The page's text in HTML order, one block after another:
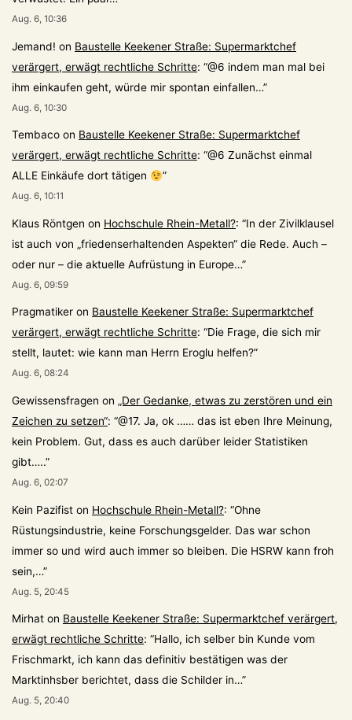
Aug. 6, 10:36
Jemand! on Baustelle Keekener Straße: Supermarktchef
verärgert, erwägt rechtliche Schritte: “@6 indem man mal bei
ihm einkaufen geht, würde mir spontan einfallen…”
Aug. 6, 10:30
Tembaco on Baustelle Keekener Straße: Supermarktchef
verärgert, erwägt rechtliche Schritte: “@6 Zunächst einmal
ALLE Einkäufe dort tätigen
”
Aug. 6, 10:11
Klaus Röntgen on Hochschule Rhein-Metall?: “In der Zivilklausel
ist auch von „friedenserhaltenden Aspekten“ die Rede. Auch –
oder nur – die aktuelle Aufrüstung in Europe…”
Aug. 6, 09:59
Pragmatiker on Baustelle Keekener Straße: Supermarktchef
verärgert, erwägt rechtliche Schritte: “Die Frage, die sich mir
stellt, lautet: wie kann man Herrn Eroglu helfen?”
Aug. 6, 08:24
Gewissensfragen on „Der Gedanke, etwas zu zerstören und ein
Zeichen zu setzen“: “@17. Ja, ok …… das ist eben Ihre Meinung,
kein Problem. Gut, dass es auch darüber leider Statistiken
gibt…..”
Aug. 6, 02:07
Kein Pazifist on Hochschule Rhein-Metall?: “Ohne
Rüstungsindustrie, keine Forschungsgelder. Das war schon
immer so und wird auch immer so bleiben. Die HSRW kann froh
sein,…”
Aug. 5, 20:45
Mirhat on Baustelle Keekener Straße: Supermarktchef verärgert,
erwägt rechtliche Schritte: “Hallo, ich selber bin Kunde vom
Frischmarkt, ich kann das definitiv bestätigen was der
Marktinhsber berichtet, dass die Schilder in…”
Aug. 5, 20:40